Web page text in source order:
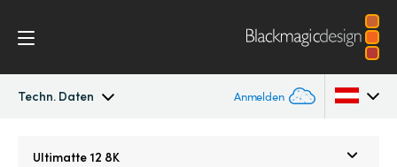
Techn. Daten Anmelden
Ultimatte 12 8K